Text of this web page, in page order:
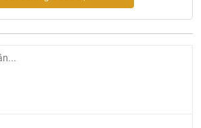
Quốc
mệt mỏi.